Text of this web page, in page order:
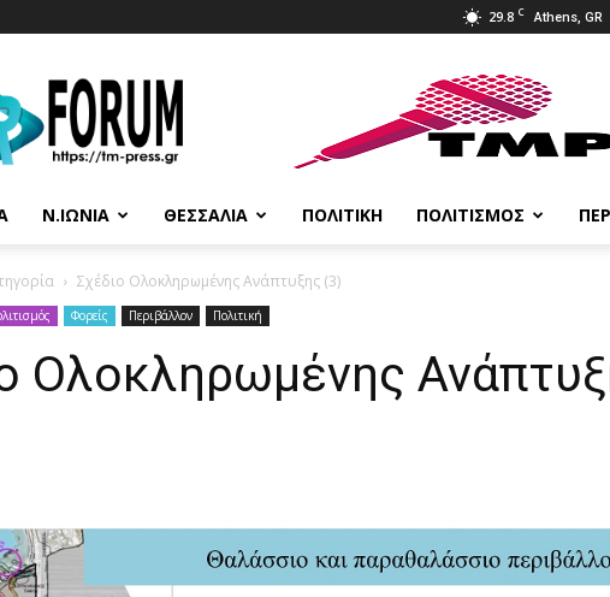
29.8 C Athens, GR
Ν.ΙΩΝΊΑ ΘΕΣΣΑΛΊΑ ΠΟΛΙΤΙΚΉ ΠΟΛΙΤΙΣΜΌΣ
Σχέδιο Ολοκληρωμένης Ανάπτυξης (3)
Φορείς Περιβάλλον Πολιτική
Ολοκληρωμένης